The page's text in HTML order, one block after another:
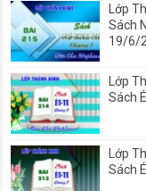
Lớp
Sách
19/6/
Lớp
Sách
Lớp
Sách